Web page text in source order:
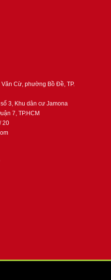
Cừ, phường Bồ Đề, TP.
3, Khu dân cư Jamona
7, TP.HCM
20